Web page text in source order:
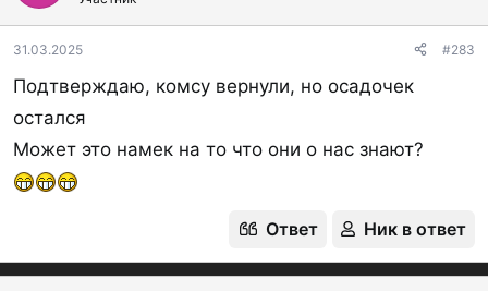
и
и
:
31.03.2025 #283
Подтверждаю, комсу вернули, но осадочек
остался
Может это намек на то что они о нас знают?
Ответ Ник в ответ